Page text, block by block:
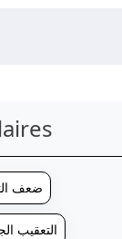
# ضعف
# التعقيب